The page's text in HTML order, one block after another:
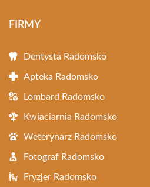
FIRMY
Dentysta Radomsko
Apteka Radomsko
Lombard Radomsko
Kwiaciarnia Radomsko
Weterynarz Radomsko
Fotograf Radomsko
Fryzjer Radomsko